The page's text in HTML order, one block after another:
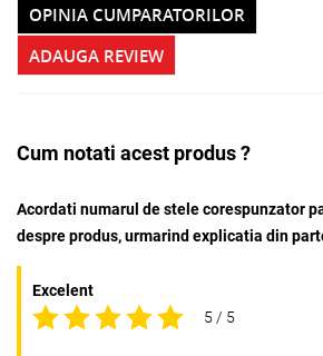
ADAUGA REVIEW
OPINIA CUMPARATORILOR
Cum notati acest produs ?
Acordati numarul de stele corespunzator
despre produs, urmarind explicatia din
Excelent
5 / 5